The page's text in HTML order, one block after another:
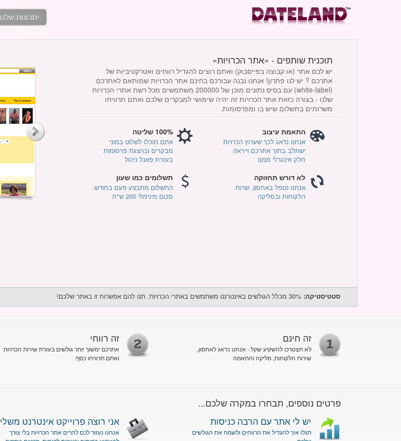
יתרונות שלנו
תוכנית שותפים - «אתר הכרויות»
יש לכם אתר (או קבוצה בפייסבוק) ואתם רוצים להגדיל רווחים ואטרקטיביות של
אתרכם ? יש לנו פתרון! אנחנו נבנה עבורכם בחינם אתר הכרויות שמותאם לאתרכם
(white-label) עם בסיס נתונים מוכן של 200000 משתמשים מכל רשת אתרי הכרויות
שלנו - בצורה כזאת אתר הכרויות זה יהיה שימושי למבקרים שלכם ואתם תרוויחו
משרותים בתשלום שיש בו ומפרסומות.
התאמת עיצוב
אנחנו נדאג לכך שערוץ הכרויות
ישתלב בתוך אתרכם וייראה
חלק אינגרלי ממנו
100% שליטה
אתם תוכלו לשלוט במוני
מבקרים ובהצגת פרסומות
בעזרת פאנל ניהול
לא דורש תחזוקה
אנחנו נטפל באחסון, שרות
הלקוחות ובסליקה
תשלומים כמו שעון
התשלום מתבצע פעם בחודש.
סכום מינימלי 200 ש"ח
סטטיסטיקה: 30% מכלל הגולשים באינטרנט משתמשים באתרי הכרויות. תנו להם אפשרות זו באתר שלכם!
זה חינם
לא תצטרכו להשקיע שקל - אנחנו נדאג לאחסון,
שירות הלקוחות, סליקה והתאמה
זה רווחי
אתרכם ימשוך יותר גולשים בעזרת שירות הכרויות
ואתם תרוויחו כסף.
פרטים נוספים, תבחרו במקרה שלכם...
יש לי אתר עם הרבה כניסות
תגלו איך להגדיל את הרווחים ולשמח את הגולשים
אני רוצה פרוייקט אינטרנט משלי
אנחנו נעזור לכם להרים אתר הכרויות בלי צורך